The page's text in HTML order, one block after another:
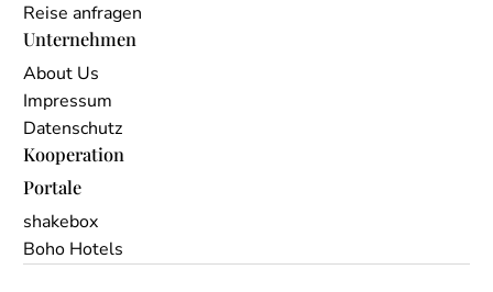
Reise anfragen
Unternehmen
About Us
Impressum
Datenschutz
Kooperation
Portale
shakebox
Boho Hotels